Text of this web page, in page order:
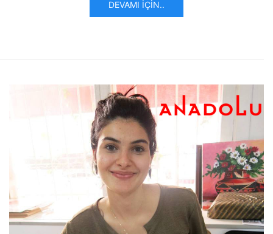
DEVAMI İÇIN..